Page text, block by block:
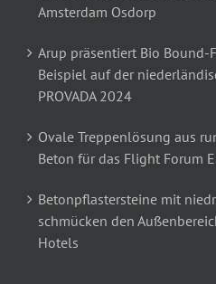
Amsterdam Osdorp
Arup präsentiert Bio Bound-
Beispiel auf der
PROVADA 2024
Ovale Treppenlösung aus
Beton für das Flight Forum
Betonpflastersteine mit
schmücken den
Hotels